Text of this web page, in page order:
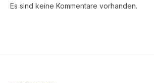
Es sind keine Kommentare vorhanden.